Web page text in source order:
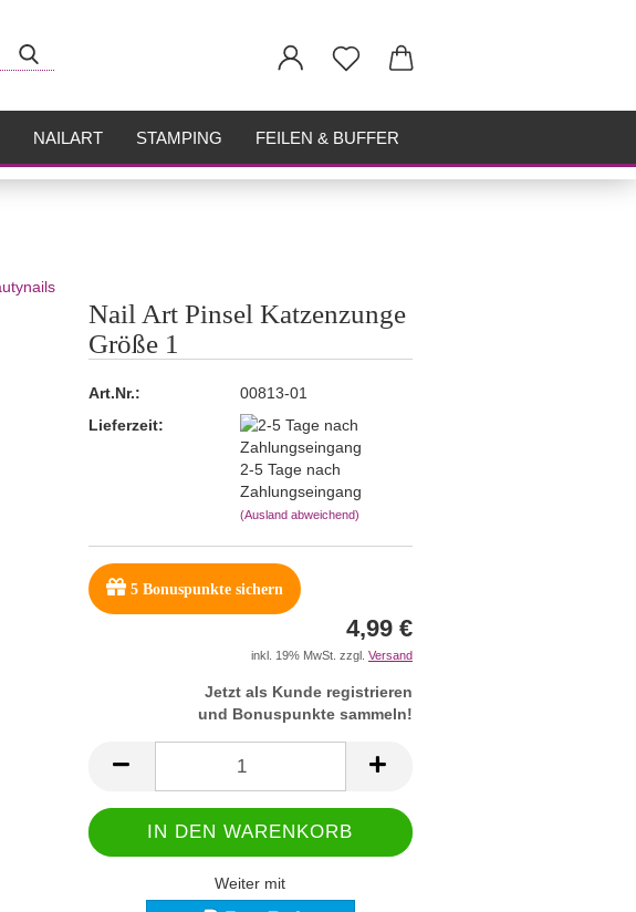
NAILART STAMPING FEILEN & BUFFER
Nail Art Pinsel Katzenzunge
Größe 1
Art.Nr.:
00813-01
Lieferzeit:
2-5 Tage nach
Zahlungseingang
(Ausland abweichend)
5Bonuspunkte sichern
4,99 €
inkl. 19% MwSt. zzgl. Versand
Jetzt als Kunde registrieren
und Bonuspunkte sammeln!
Weiter mit